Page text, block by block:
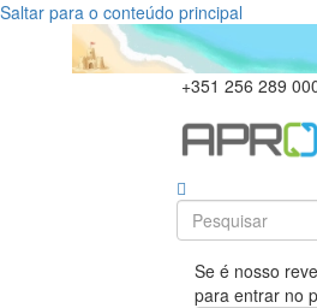
Saltar para o conteúdo principal
+351 256 289
Se é nosso
para entrar no